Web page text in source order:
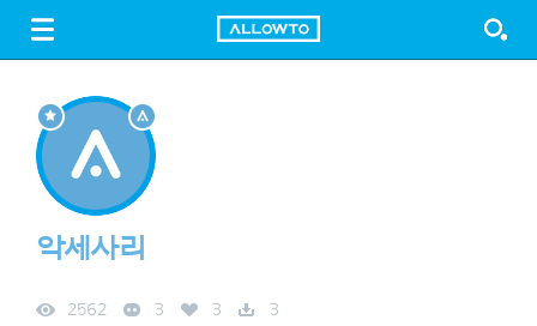
FREE DOWNLOAD
악세사리
2562 3 3 3